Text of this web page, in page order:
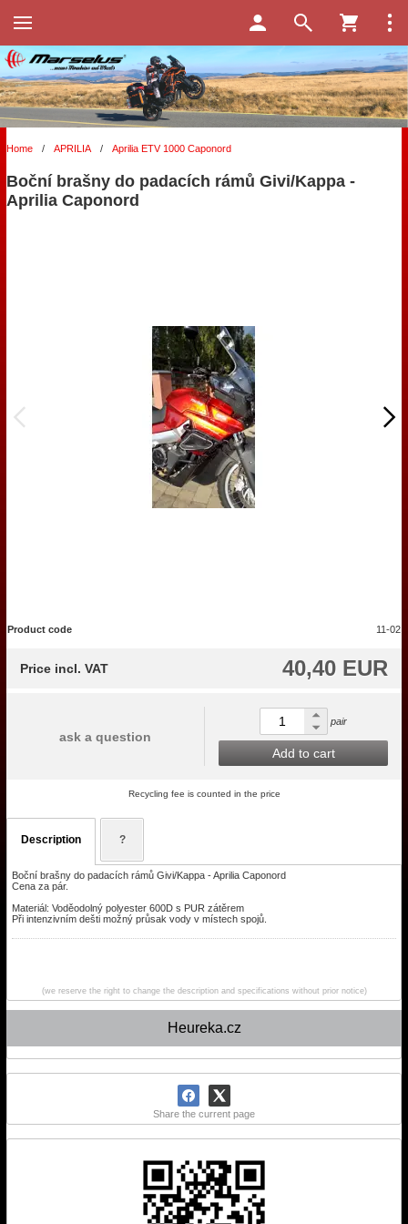
Heureka.cz
Share the current page
Home / APRILIA / Aprilia ETV 1000 Caponord
Boční brašny do padacích rámů Givi/Kappa -
Aprilia Caponord
Product code 11-02
40,40 EUR
Price incl. VAT
ask a question
pair
Add to cart
Recycling fee is counted in the price
Description ?
Boční brašny do padacích rámů Givi/Kappa - Aprilia Caponord
Cena za pár.
Materiál: Voděodolný polyester 600D s PUR zátěrem
Při intenzivním dešti možný průsak vody v místech spojů.
(we reserve the right to change the description and specifications without prior notice)